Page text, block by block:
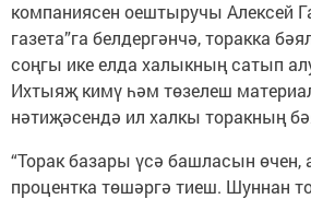
компаниясен оештыручы Алексей
газета”га белдергәнчә, торакка
соңгы ике елда халыкның сатып
Ихтыяҗ кимү һәм төзелеш
нәтиҗәсендә ил халкы торакның
“Торак базары үсә башласын өчен,
процентка төшәргә тиеш. Шуннан